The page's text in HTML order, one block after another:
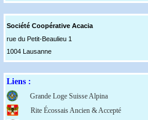
Société Coopérative Acacia
rue du Petit-Beaulieu 1
1004 Lausanne
Liens :
Grande Loge Suisse Alpina
Rite Écossais Ancien & Accepté